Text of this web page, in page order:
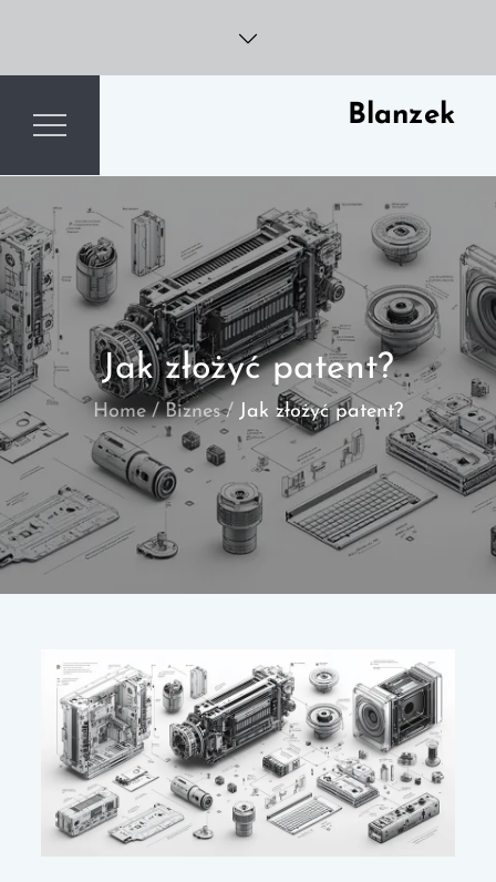
content
Blanzek
Jak złożyć patent?
Home Biznes Jak złożyć patent?